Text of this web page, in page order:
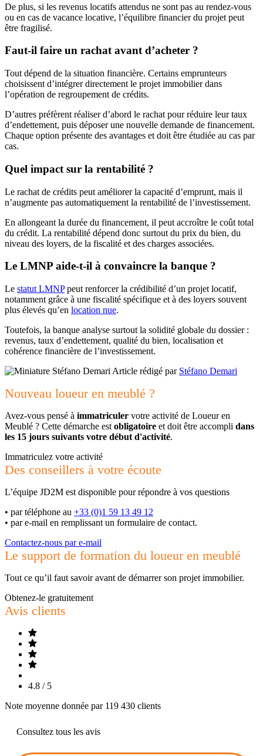
De plus, si les revenus locatifs attendus ne sont pas au rendez-vous
ou en cas de vacance locative, l’équilibre financier du projet peut
être fragilisé.
Faut-il faire un rachat avant d’acheter ?
Tout dépend de la situation financière. Certains emprunteurs
choisissent d’intégrer directement le projet immobilier dans
l’opération de regroupement de crédits.
D’autres préfèrent réaliser d’abord le rachat pour réduire leur taux
d’endettement, puis déposer une nouvelle demande de financement.
Chaque option présente des avantages et doit être étudiée au cas par
cas.
Quel impact sur la rentabilité ?
Le rachat de crédits peut améliorer la capacité d’emprunt, mais il
n’augmente pas automatiquement la rentabilité de l’investissement.
En allongeant la durée du financement, il peut accroître le coût total
du crédit. La rentabilité dépend donc surtout du prix du bien, du
niveau des loyers, de la fiscalité et des charges associées.
Le LMNP aide-t-il à convaincre la banque ?
Le statut LMNPpeut renforcer la crédibilité d’un projet locatif,
notamment grâce à une fiscalité spécifique et à des loyers souvent
plus élevés qu’en location nue.
Toutefois, la banque analyse surtout la solidité globale du dossier :
revenus, taux d’endettement, qualité du bien, localisation et
cohérence financière de l’investissement.
Article rédigé par Stéfano Demari
Nouveau loueur en meublé ?
Avez-vous pensé à immatriculer votre activité de Loueur en
Meublé ? Cette démarche est obligatoire et doit être accompli dans
les 15 jours suivants votre début d'activité.
Immatriculez votre activité
Des conseillers à votre écoute
L’équipe JD2M est disponible pour répondre à vos questions
• par téléphone au +33 (0)1 59 13 49 12
• par e-mail en remplissant un formulaire de contact.
Contactez-nous par e-mail
Le support de formation du loueur en meublé
Tout ce qu’il faut savoir avant de démarrer son projet immobilier.
Obtenez-le gratuitement
Avis clients
4.8 / 5
Note moyenne donnée par 119 430 clients
Consultez tous les avis